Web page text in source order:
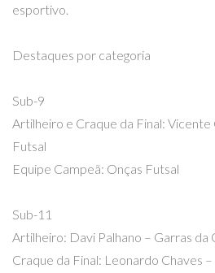
esportivo.
Destaques por categoria
Sub-9
Artilheiro e Craque da Final:
Futsal
Equipe Campeã: Onças Futsal
Sub-11
Artilheiro: Davi Palhano – Garras da
Craque da Final: Leonardo Chaves